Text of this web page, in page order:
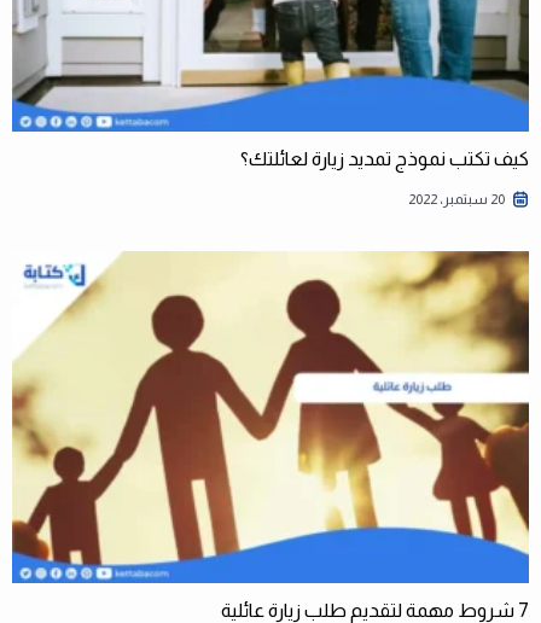
كيف تكتب نموذج تمديد زيارة لعائلتك؟
20 سبتمبر، 2022
7 شروط مهمة لتقديم طلب زيارة عائلية